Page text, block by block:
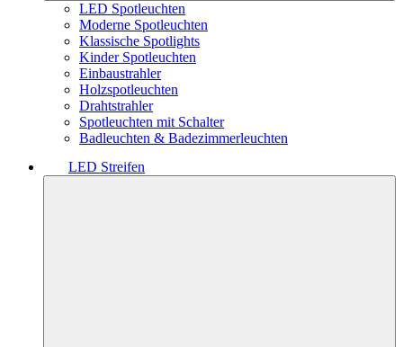
LED Spotleuchten
Moderne Spotleuchten
Klassische Spotlights
Kinder Spotleuchten
Einbaustrahler
Holzspotleuchten
Drahtstrahler
Spotleuchten mit Schalter
Badleuchten & Badezimmerleuchten
LED Streifen